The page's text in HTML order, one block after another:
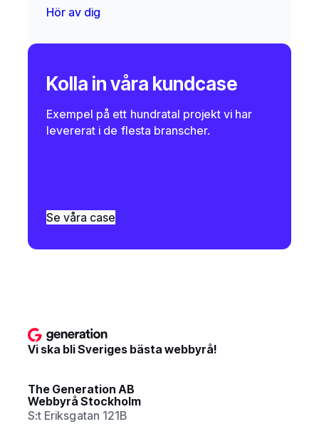
Hör av dig
Kolla in våra kundcase
Exempel på ett hundratal projekt vi har
levererat i de flesta branscher.
Se våra case
Vi ska bli Sveriges bästa webbyrå!
The Generation AB
Webbyrå Stockholm
S:t Eriksgatan 121B